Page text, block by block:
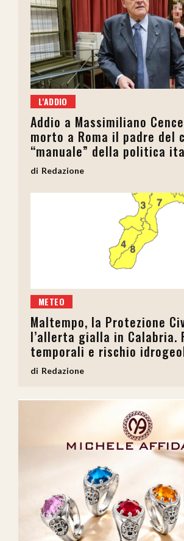
L'ADDIO
Addio a Massimiliano
morto a Roma il padre del
“manuale” della politica
Redazione
METEO
Maltempo, la Protezione
l’allerta gialla in Calabria.
temporali e rischio
Redazione